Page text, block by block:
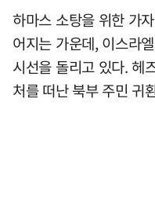
하마스 소탕을 위한 가
어지는 가운데, 이스라
시선을 돌리고 있다. 헤
처를 떠난 북부 주민 귀